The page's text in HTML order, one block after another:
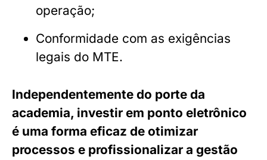
operação;
Conformidade com as exigências
legais do MTE.
Independentemente do porte da
academia, investir em ponto eletrônico
é uma forma eficaz de otimizar
processos e profissionalizar a gestão